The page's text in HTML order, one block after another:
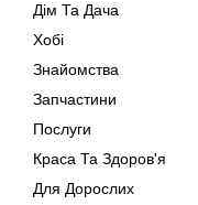
Дім Та Дача
Хобі
Знайомства
Запчастини
Послуги
Краса Та Здоров'я
Для Дорослих